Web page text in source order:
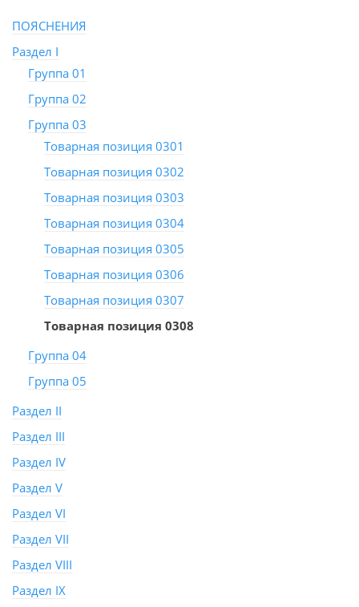
ПОЯСНЕНИЯ
Раздел I
Группа 01
Группа 02
Группа 03
Товарная позиция 0301
Товарная позиция 0302
Товарная позиция 0303
Товарная позиция 0304
Товарная позиция 0305
Товарная позиция 0306
Товарная позиция 0307
Товарная позиция 0308
Группа 04
Группа 05
Раздел II
Раздел III
Раздел IV
Раздел V
Раздел VI
Раздел VII
Раздел VIII
Раздел IX